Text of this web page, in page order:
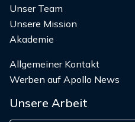
Unser Team
Unsere Mission
Akademie
Allgemeiner Kontakt
Werben auf Apollo News
Unsere Arbeit